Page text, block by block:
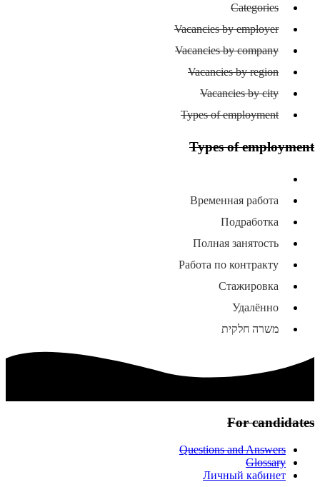
Categories
Vacancies by employer
Vacancies by company
Vacancies by region
Vacancies by city
Types of employment
Types of employment
Временная работа
Подработка
Полная занятость
Работа по контракту
Стажировка
Удалённо
משרה חלקית
For candidates
Questions and Answers
Glossary
Личный кабинет